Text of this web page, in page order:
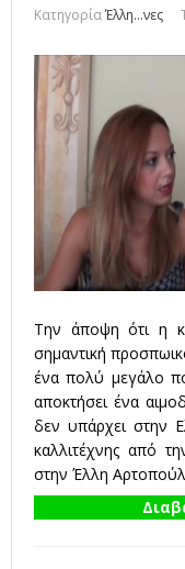
ΚατηγορίαΈλλη...νες
Την άποψη ότι η
σημαντική
ένα πολύ μεγάλο
αποκτήσει ένα
δεν υπάρχει στην
καλλιτέχνης από
στην Έλλη